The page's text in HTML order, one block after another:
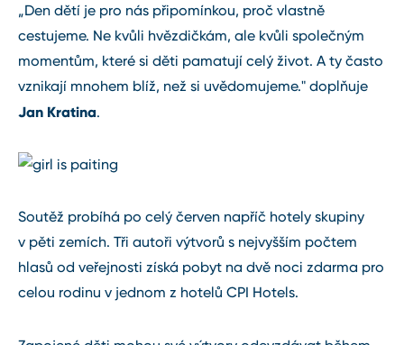
„Den dětí je pro nás připomínkou, proč vlastně
cestujeme. Ne kvůli hvězdičkám, ale kvůli společným
momentům, které si děti pamatují celý život. A ty často
vznikají mnohem blíž, než si uvědomujeme." doplňuje
Jan Kratina.
Soutěž probíhá po celý červen napříč hotely skupiny
v pěti zemích. Tři autoři výtvorů s nejvyšším počtem
hlasů od veřejnosti získá pobyt na dvě noci zdarma pro
celou rodinu v jednom z hotelů CPI Hotels.